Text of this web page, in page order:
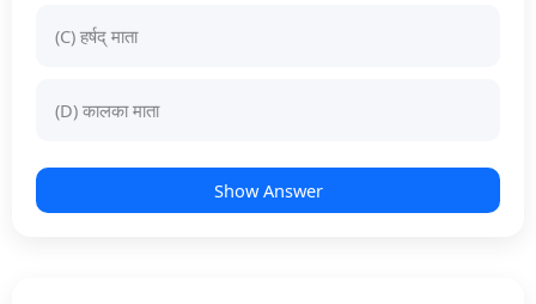
(C) हर्षद् माता
(D) कालका माता
Show Answer